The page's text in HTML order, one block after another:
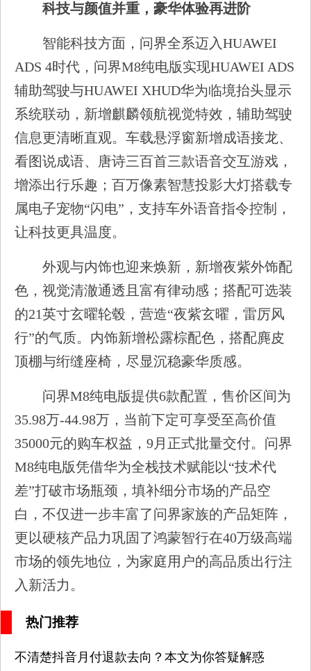
科技与颜值并重，豪华体验再进阶
智能科技方面，问界全系迈入HUAWEI
ADS 4时代，问界M8纯电版实现HUAWEI ADS
辅助驾驶与HUAWEI XHUD华为临境抬头显示
系统联动，新增麒麟领航视觉特效，辅助驾驶
信息更清晰直观。车载悬浮窗新增成语接龙、
看图说成语、唐诗三百首三款语音交互游戏，
增添出行乐趣；百万像素智慧投影大灯搭载专
属电子宠物“闪电”，支持车外语音指令控制，
让科技更具温度。
外观与内饰也迎来焕新，新增夜紫外饰配
色，视觉清澈通透且富有律动感；搭配可选装
的21英寸玄曜轮毂，营造“夜紫玄曜，雷厉风
行”的气质。内饰新增松露棕配色，搭配麂皮
顶棚与绗缝座椅，尽显沉稳豪华质感。
问界M8纯电版提供6款配置，售价区间为
35.98万-44.98万，当前下定可享受至高价值
35000元的购车权益，9月正式批量交付。问界
M8纯电版凭借华为全栈技术赋能以“技术代
差”打破市场瓶颈，填补细分市场的产品空
白，不仅进一步丰富了问界家族的产品矩阵，
更以硬核产品力巩固了鸿蒙智行在40万级高端
市场的领先地位，为家庭用户的高品质出行注
入新活力。
热门推荐
不清楚抖音月付退款去向？本文为你答疑解惑